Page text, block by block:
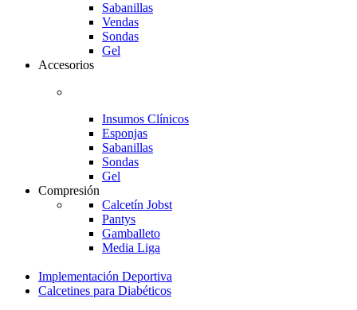
Sabanillas
Vendas
Sondas
Gel
Accesorios
Insumos Clínicos
Esponjas
Sabanillas
Sondas
Gel
Compresión
Calcetín Jobst
Pantys
Gamballeto
Media Liga
Implementación Deportiva
Calcetines para Diabéticos